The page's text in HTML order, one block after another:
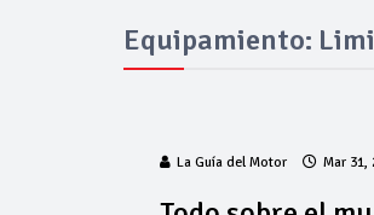
Equipamiento:
La Guía del Motor Mar 31,